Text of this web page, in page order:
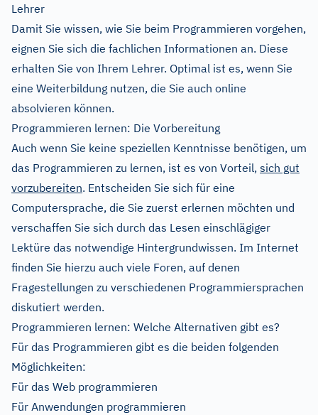
Lehrer
Damit Sie wissen, wie Sie beim Programmieren vorgehen,
eignen Sie sich die fachlichen Informationen an. Diese
erhalten Sie von Ihrem Lehrer. Optimal ist es, wenn Sie
eine Weiterbildung nutzen, die Sie auch online
absolvieren können.
Programmieren lernen: Die Vorbereitung
Auch wenn Sie keine speziellen Kenntnisse benötigen, um
das Programmieren zu lernen, ist es von Vorteil, sich gut
vorzubereiten. Entscheiden Sie sich für eine
Computersprache, die Sie zuerst erlernen möchten und
verschaffen Sie sich durch das Lesen einschlägiger
Lektüre das notwendige Hintergrundwissen. Im Internet
finden Sie hierzu auch viele Foren, auf denen
Fragestellungen zu verschiedenen Programmiersprachen
diskutiert werden.
Programmieren lernen: Welche Alternativen gibt es?
Für das Programmieren gibt es die beiden folgenden
Möglichkeiten:
Für das Web programmieren
Für Anwendungen programmieren